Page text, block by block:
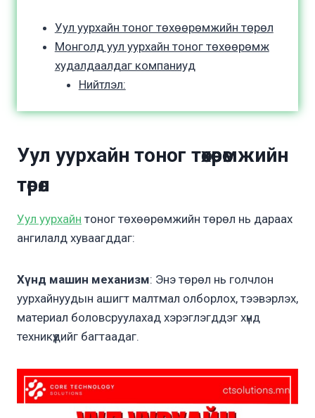
Уул уурхайн тоног төхөөрөмжийн төрөл
Монголд уул уурхайн тоног төхөөрөмж
худалдаалдаг компаниуд
Нийтлэл:
Уул уурхайн тоног төхөөрөмжийн
төрөл
Уул уурхайн тоног төхөөрөмжийн төрөл нь дараах
ангилалд хуваагддаг:
Хүнд машин механизм: Энэ төрөл нь голчлон
уурхайнуудын ашигт малтмал олборлох, тээвэрлэх,
материал боловсруулахад хэрэглэгддэг хүнд
техникүүдийг багтаадаг.